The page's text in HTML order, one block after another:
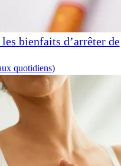
bienfaits d’arrêter de
quotidiens)